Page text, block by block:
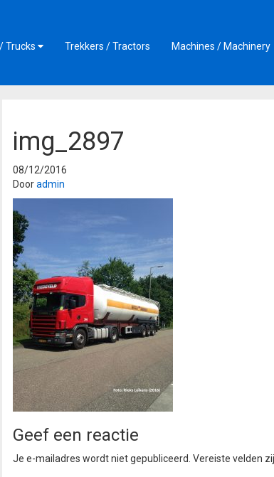
Trucks Trekkers / Tractors Machines / Machinery
img_2897
08/12/2016
Dooradmin
Geef een reactie
Je e-mailadres wordt niet gepubliceerd. Vereiste velden